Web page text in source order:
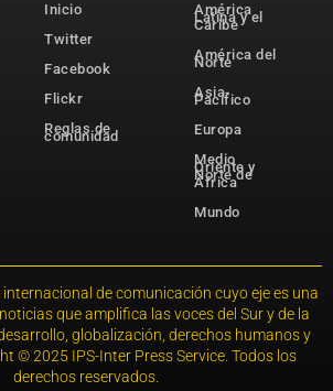
Inicio
Twitter
Facebook
Flickr
Reglas de
comunidad
América
Latina y el
Caribe
América del
Norte
Asia-
Pacífico
Europa
Medio
Oriente y
Norte de
África
Mundo
de comunicación cuyo eje es una
que amplifica las voces del Sur y de la
globalización, derechos humanos y
© 2025 IPS-Inter Press Service. Todos los
derechos reservados.